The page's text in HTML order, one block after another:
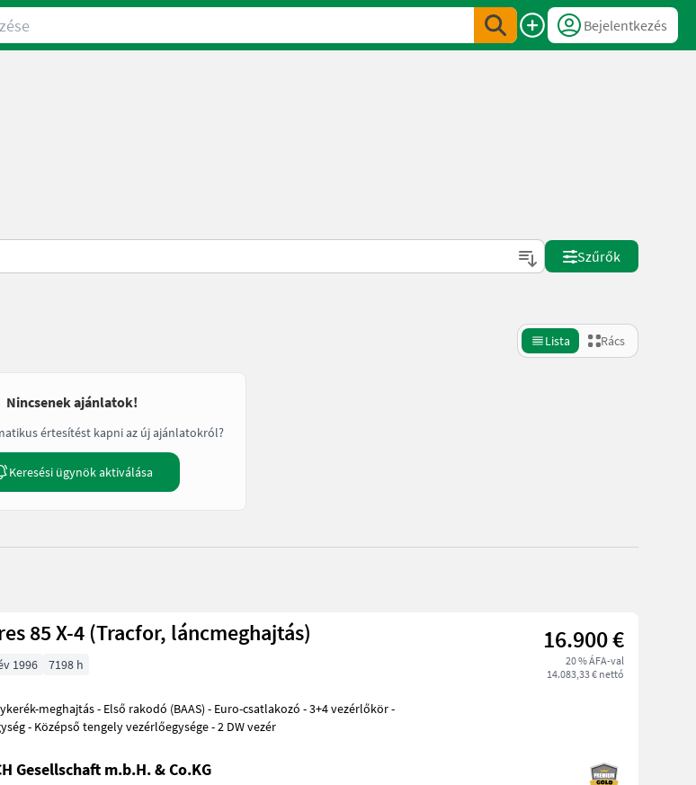
Bejelentkezés
Szűrők
Lista Rács
Nincsenek ajánlatok!
értesítést kapni az új ajánlatokról?
Keresési ügynök aktiválása
85 X-4 (Tracfor, láncmeghajtás) 16.900 €
20 % ÁFA-val
14.083,33 € nettó
1996 7198 h
- Középső tengely vezérlőegysége - 2 DW vezér
Gesellschaft m.b.H. & Co.KG